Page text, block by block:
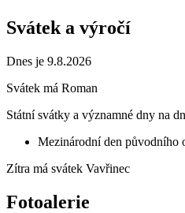
Svátek a výročí
Dnes je 9.8.2026
Svátek má Roman
Státní svátky a významné dny na
Mezinárodní den původního
Zítra má svátek Vavřinec
Fotoalerie